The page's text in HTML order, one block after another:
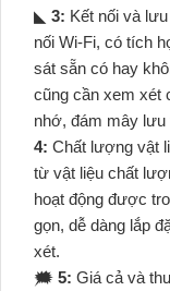
◣ 3: Kết nối và
nối Wi-Fi, có tích
sát sẵn có hay
cũng cần xem xét
nhớ, đám mây lưu
4: Chất lượng vật
từ vật liệu chất
hoạt động được
gọn, dễ dàng lắp
xét.
🗯️ 5: Giá cả và